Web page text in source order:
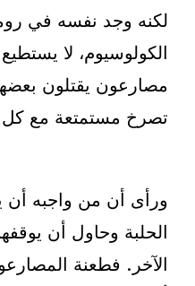
لكنه وجد نفسه في
الكولوسيوم، لا
مصارعون يقتلون
تصرخ مستمتعة مع كل
ورأى أن من واجبه أن
الحلبة وحاول أن
الآخر. فطعنة